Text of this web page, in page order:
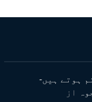
ہوتے ہیں-
از